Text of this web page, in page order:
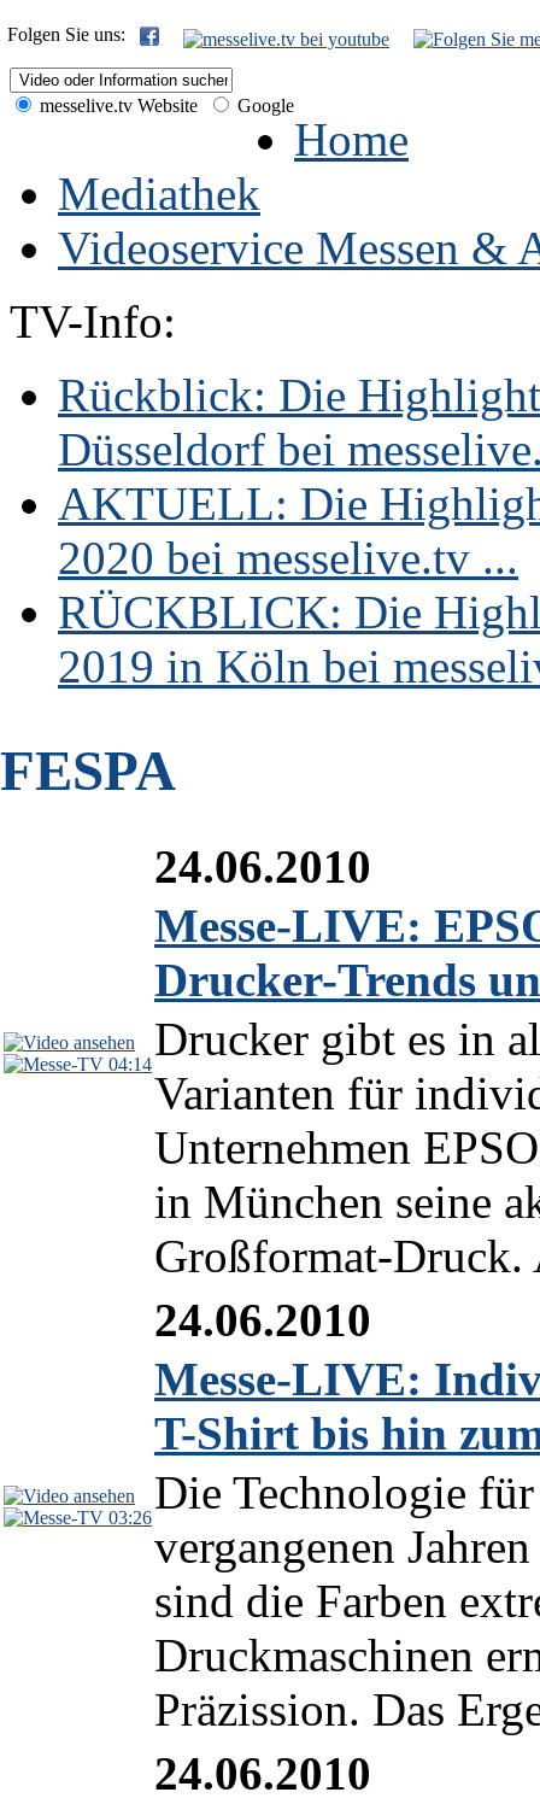
Folgen Sie uns:
messelive.tv Website Google
Home
Mediathek
Videoservice Messen &
TV-Info:
Rückblick: Die
Düsseldorf bei
AKTUELL: Die
2020 bei messelive.tv ...
RÜCKBLICK: Die
2019 in Köln bei
FESPA
04:14
24.06.2010
Messe-LIVE:
Drucker-Trends
Drucker gibt es in
Varianten für
Unternehmen
in München seine
Großformat-Druck.
03:26
24.06.2010
Messe-LIVE:
T-Shirt bis hin
Die Technologie
vergangenen
sind die Farben
Druckmaschinen
Präzission. Das
24.06.2010